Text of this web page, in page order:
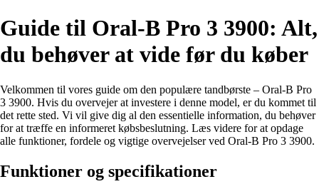
Guide til Oral-B Pro 3 3900: Alt,
du behøver at vide før du køber
Velkommen til vores guide om den populære tandbørste – Oral-B Pro
3 3900. Hvis du overvejer at investere i denne model, er du kommet til
det rette sted. Vi vil give dig al den essentielle information, du behøver
for at træffe en informeret købsbeslutning. Læs videre for at opdage
alle funktioner, fordele og vigtige overvejelser ved Oral-B Pro 3 3900.
Funktioner og specifikationer